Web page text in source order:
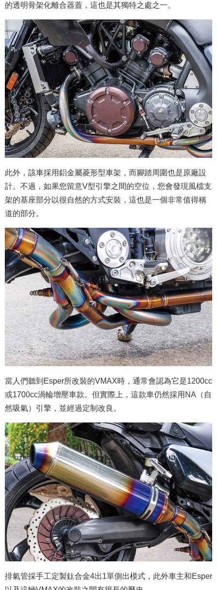
的透明骨架化離合器蓋，這也是其獨特之處之一。
此外，該車採用鋁金屬菱形型車架，而腳踏周圍也是原廠設
計。不過，如果您留意V型引擎之間的空位，您會發現風檔支
架的基座部分以很自然的方式安裝，這也是一個非常值得稱
道的部分。
當人們聽到Esper所改裝的VMAX時，通常會認為它是1200cc
或1700cc渦輪增壓車款。但實際上，這款車仍然採用NA（自
然吸氣）引擎，並經過定制改良。
排氣管採手工定製鈦合金4出1單側出模式，此外車主和Esper